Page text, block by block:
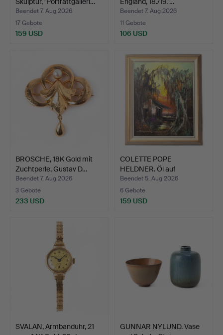
Beendet 7. Aug 2026
17 Gebote
159 USD
Beendet 7. Aug 2026
11 Gebote
106 USD
BROSCHE, 18K Gold mit
Zuchtperle, Gustav D…
Beendet 7. Aug 2026
3 Gebote
233 USD
COLETTE POPE
HELDNER. Öl auf
Leinwand, sig…
Beendet 5. Aug 2026
6 Gebote
159 USD
SVALAN, Armbanduhr, 21
GUNNAR NYLUND. Vase